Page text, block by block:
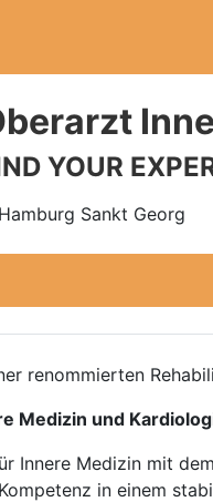
YOUR
Hamburg Sankt Georg
renommierten
Medizin und
Innere Medizin mit
in einem